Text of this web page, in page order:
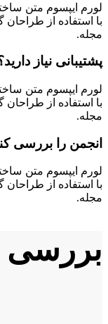
لورم ایپسوم متن
با استفاده از
مجله.
پشتیبانی نیاز
لورم ایپسوم متن
با استفاده از
مجله.
انجمن را بررسی
لورم ایپسوم متن
با استفاده از
مجله.
بررسی